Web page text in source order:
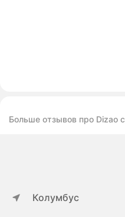
Больше отзывов про Dizao
Колумбус